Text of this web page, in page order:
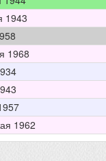
1943
1968
1962